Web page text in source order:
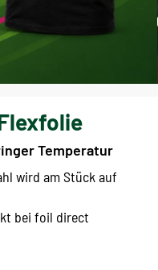
Temperatur
wird am Stück auf
bei foil direct